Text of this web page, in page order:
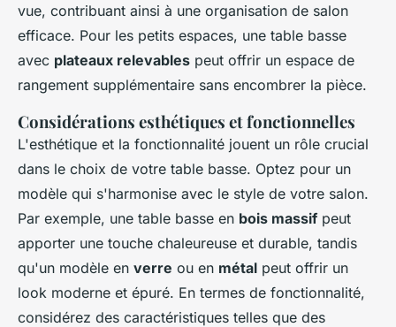
vue, contribuant ainsi à une organisation de salon
efficace. Pour les petits espaces, une table basse
avec plateaux relevables peut offrir un espace de
rangement supplémentaire sans encombrer la pièce.
Considérations esthétiques et fonctionnelles
L'esthétique et la fonctionnalité jouent un rôle crucial
dans le choix de votre table basse. Optez pour un
modèle qui s'harmonise avec le style de votre salon.
Par exemple, une table basse en bois massif peut
apporter une touche chaleureuse et durable, tandis
qu'un modèle en verre ou en métal peut offrir un
look moderne et épuré. En termes de fonctionnalité,
considérez des caractéristiques telles que des